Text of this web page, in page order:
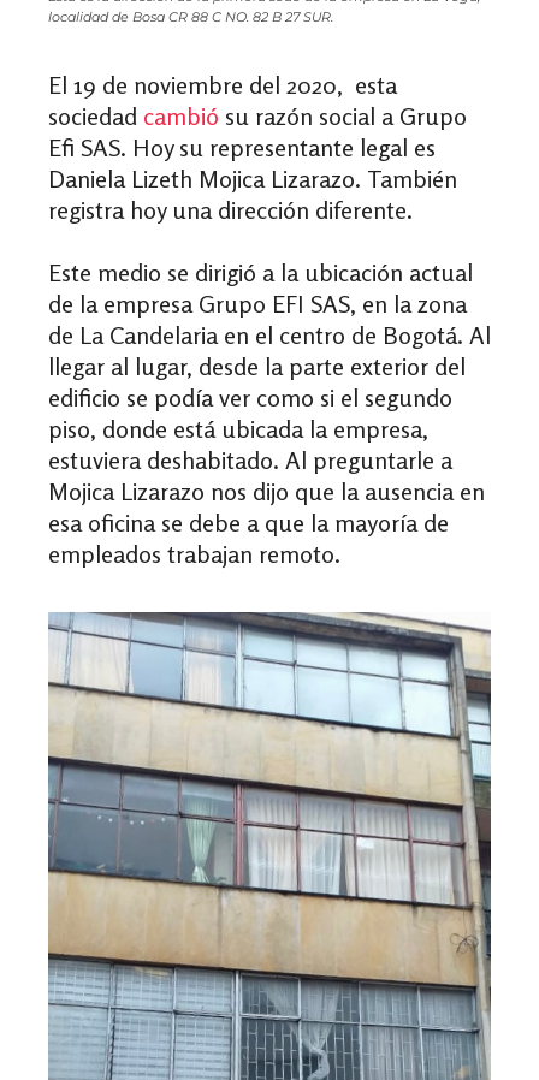
localidad de Bosa CR 88 C NO. 82 B 27 SUR.
El 19 de noviembre del 2020, esta
sociedad cambió su razón social a Grupo
Efi SAS. Hoy su representante legal es
Daniela Lizeth Mojica Lizarazo. También
registra hoy una dirección diferente.
Este medio se dirigió a la ubicación actual
de la empresa Grupo EFI SAS, en la zona
de La Candelaria en el centro de Bogotá. Al
llegar al lugar, desde la parte exterior del
edificio se podía ver como si el segundo
piso, donde está ubicada la empresa,
estuviera deshabitado. Al preguntarle a
Mojica Lizarazo nos dijo que la ausencia en
esa oficina se debe a que la mayoría de
empleados trabajan remoto.